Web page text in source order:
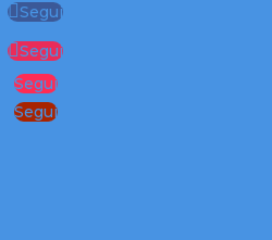
Segui
Segui
Segui
Segui